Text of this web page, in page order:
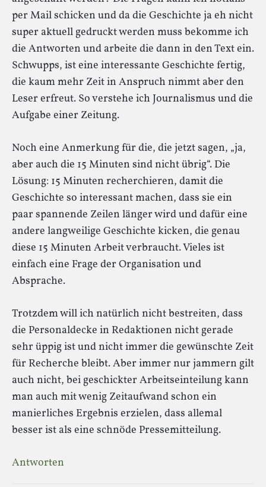
per Mail schicken und da die Geschichte ja eh nicht
super aktuell gedruckt werden muss bekomme ich
die Antworten und arbeite die dann in den Text ein.
Schwupps, ist eine interessante Geschichte fertig,
die kaum mehr Zeit in Anspruch nimmt aber den
Leser erfreut. So verstehe ich Journalismus und die
Aufgabe einer Zeitung.
Noch eine Anmerkung für die, die jetzt sagen, „ja,
aber auch die 15 Minuten sind nicht übrig“. Die
Lösung: 15 Minuten recherchieren, damit die
Geschichte so interessant machen, dass sie ein
paar spannende Zeilen länger wird und dafür eine
andere langweilige Geschichte kicken, die genau
diese 15 Minuten Arbeit verbraucht. Vieles ist
einfach eine Frage der Organisation und
Absprache.
Trotzdem will ich natürlich nicht bestreiten, dass
die Personaldecke in Redaktionen nicht gerade
sehr üppig ist und nicht immer die gewünschte Zeit
für Recherche bleibt. Aber immer nur jammern gilt
auch nicht, bei geschickter Arbeitseinteilung kann
man auch mit wenig Zeitaufwand schon ein
manierliches Ergebnis erzielen, dass allemal
besser ist als eine schnöde Pressemitteilung.
Antworten